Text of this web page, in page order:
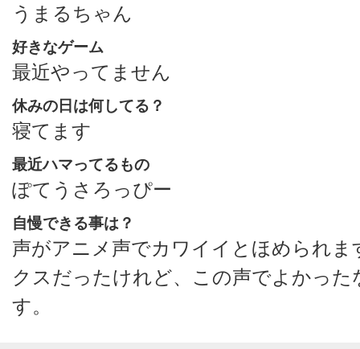
うまるちゃん
好きなゲーム
最近やってません
休みの日は何してる？
寝てます
最近ハマってるもの
ぽてうさろっぴー
自慢できる事は？
声がアニメ声でカワイイとほめられま
クスだったけれど、この声でよかった
す。